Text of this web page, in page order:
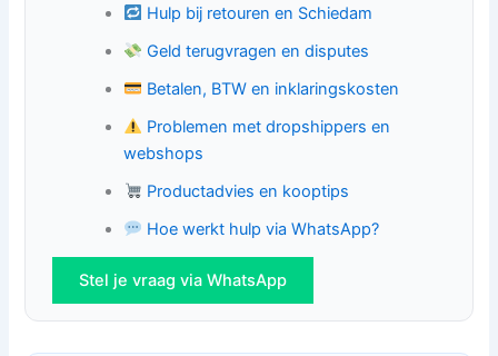
Hulp bij retouren en Schiedam
Geld terugvragen en disputes
Betalen, BTW en inklaringskosten
Problemen met dropshippers en
webshops
Productadvies en kooptips
Hoe werkt hulp via WhatsApp?
Stel je vraag via WhatsApp